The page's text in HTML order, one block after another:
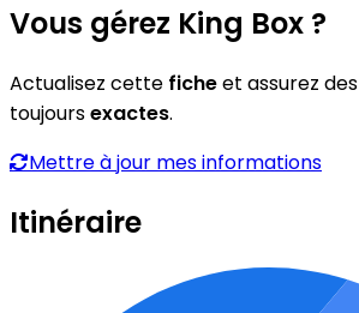
Vous gérez King Box ?
Actualisez cette ficheet assurez des
toujoursexactes.
Mettre à jour mes informations
Itinéraire